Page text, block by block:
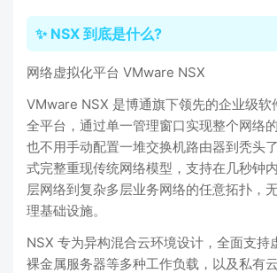
✨ NSX 到底是什么?
网络虚拟化平台 VMware NSX
VMware NSX 是博通旗下领先的企业级软
全平台，通过单一管理窗口实现整个网络
也不用手动配置一堆交换机路由器到秃头
式完整重现传统网络模型，支持在几秒钟
层网络到复杂多层业务网络的任意拓扑，
理基础设施。
NSX 专为异构混合云环境设计，全面支持
裸金属服务器等多种工作负载，以及私有